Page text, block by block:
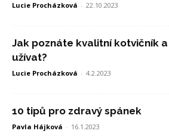
Lucie Procházková - 22.10.2023
Jak poznáte kvalitní kotvičník
užívat?
Lucie Procházková - 4.2.2023
10 tipů pro zdravý spánek
Pavla Hájková - 16.1.2023